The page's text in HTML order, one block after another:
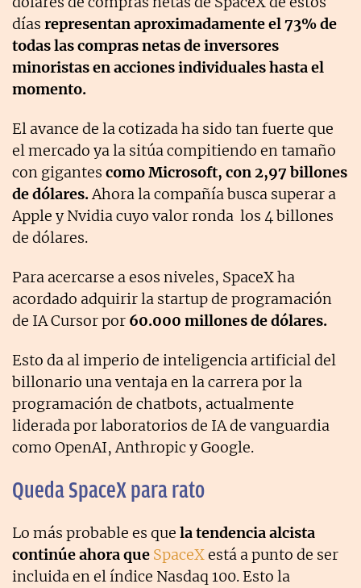
días representan aproximadamente el 73% de
todas las compras netas de inversores
minoristas en acciones individuales hasta el
momento.
El avance de la cotizada ha sido tan fuerte que
el mercado ya la sitúa compitiendo en tamaño
con gigantes comoMicrosoft, con 2,97 billones
de dólares.Ahora la compañía busca superar a
Apple y Nvidia cuyo valor ronda los 4 billones
de dólares.
Para acercarse a esos niveles, SpaceX ha
acordado adquirir la startup de programación
de IA Cursor por 60.000 millones de dólares.
Esto da al imperio de inteligencia artificial del
billonario una ventaja en la carrera por la
programación de chatbots, actualmente
liderada por laboratorios de IA de vanguardia
como OpenAI, Anthropic y Google.
Queda SpaceX para rato
Lo más probable es que la tendencia alcista
continúe ahora que SpaceXestá a punto de ser
incluida en el índice Nasdaq 100. Esto la